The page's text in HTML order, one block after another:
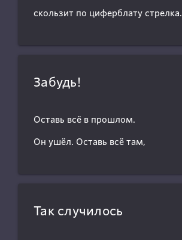
скользит по циферблату стрелка.
Забудь!
Оставь всё в прошлом.
Он ушёл. Оставь всё там,
Так случилось